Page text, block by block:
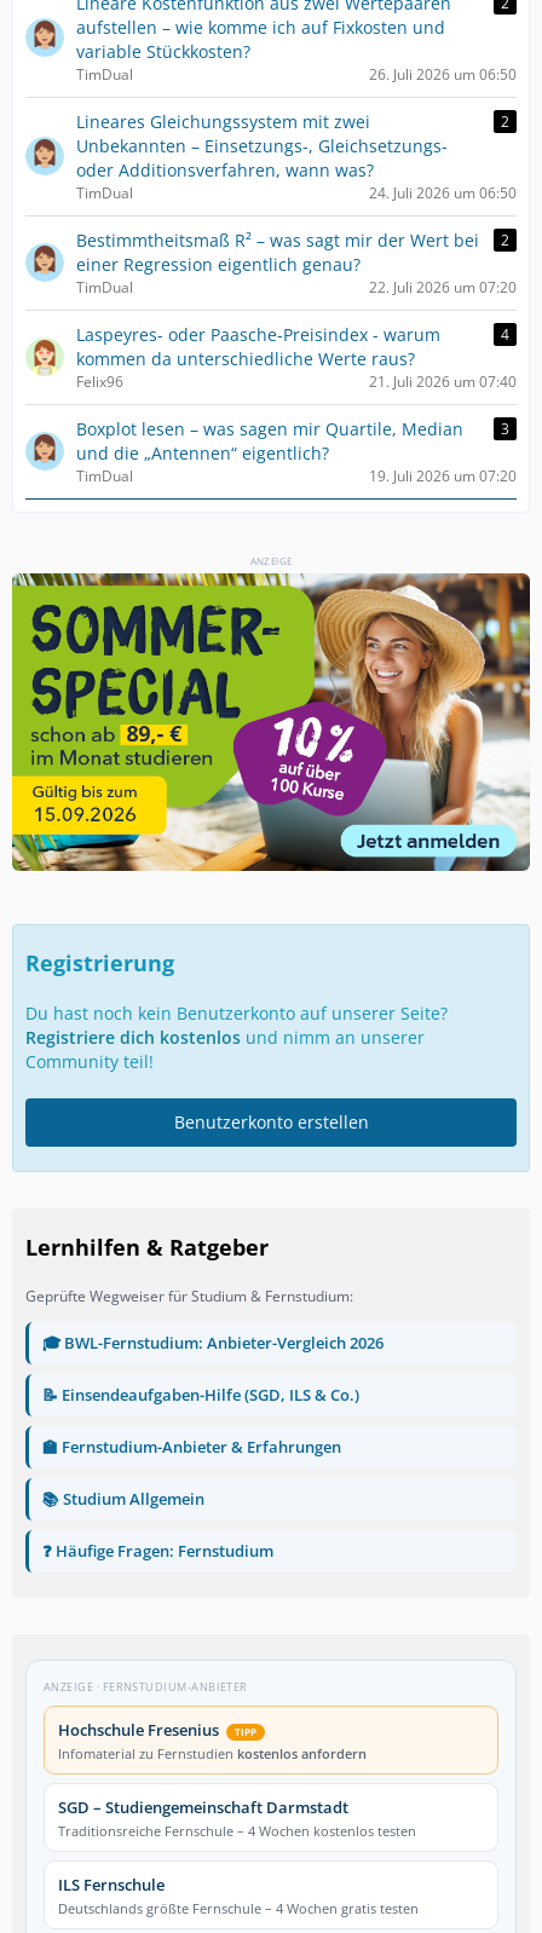
aufstellen – wie komme ich auf Fixkosten und
variable Stückkosten?
TimDual 26. Juli 2026 um 06:50
Lineares Gleichungssystem mit zwei
Unbekannten – Einsetzungs-, Gleichsetzungs-
oder Additionsverfahren, wann was?
2
TimDual 24. Juli 2026 um 06:50
Bestimmtheitsmaß R² – was sagt mir der Wert bei
einer Regression eigentlich genau?
2
TimDual 22. Juli 2026 um 07:20
Laspeyres- oder Paasche-Preisindex - warum
kommen da unterschiedliche Werte raus?
4
Felix96 21. Juli 2026 um 07:40
Boxplot lesen – was sagen mir Quartile, Median
und die „Antennen“ eigentlich?
3
TimDual 19. Juli 2026 um 07:20
ANZEIGE
Registrierung
Du hast noch kein Benutzerkonto auf unserer Seite?
Registriere dich kostenlos und nimm an unserer
Community teil!
Benutzerkonto erstellen
Lernhilfen & Ratgeber
Geprüfte Wegweiser für Studium & Fernstudium:
🎓 BWL-Fernstudium: Anbieter-Vergleich 2026
📝 Einsendeaufgaben-Hilfe (SGD, ILS & Co.)
🏫 Fernstudium-Anbieter & Erfahrungen
📚 Studium Allgemein
❓ Häufige Fragen: Fernstudium
ANZEIGE · FERNSTUDIUM-ANBIETER
Hochschule Fresenius TIPP
Infomaterial zu Fernstudien kostenlos anfordern
SGD – Studiengemeinschaft Darmstadt
Traditionsreiche Fernschule – 4 Wochen kostenlos testen
ILS Fernschule
Deutschlands größte Fernschule – 4 Wochen gratis testen